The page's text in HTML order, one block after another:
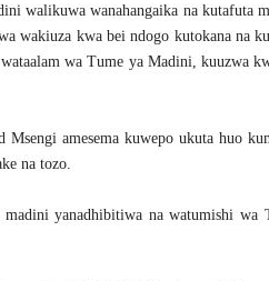
walikuwa wanahangaika na kutafuta
wakiuza kwa bei ndogo kutokana na
wa Tume ya Madini, kuuzwa
amesema kuwepo ukuta huo
na tozo.
madini yanadhibitiwa na watumishi